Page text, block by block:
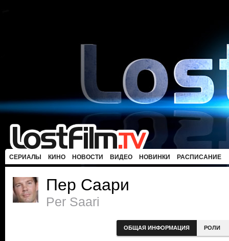
СЕРИАЛЫ КИНО НОВОСТИ ВИДЕО НОВИНКИ РАСПИСАНИЕ
Пер Саари
Per Saari
ОБЩАЯ ИНФОРМАЦИЯ РОЛИ